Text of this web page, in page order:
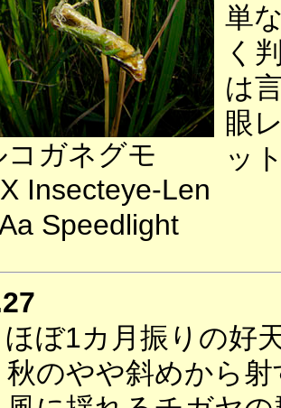
ガネグモ
Insecteye-Len
Speedlight
単
く
は
眼
ッ
ぼ1カ月振りの好
秋のやや斜めから